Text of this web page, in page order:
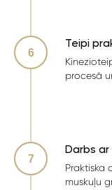
Teipi
procesā
Darbs ar
Praktiska
muskuļu